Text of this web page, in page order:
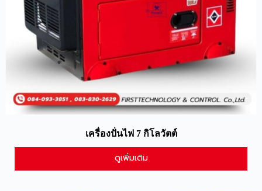
เครื่องปั่นไฟ 7 กิโลวัตต์
ดูเพิ่มเติม